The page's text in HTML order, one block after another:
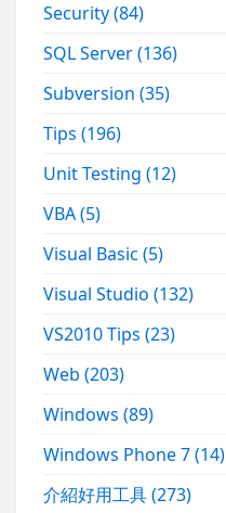
Security(84)
SQL Server(136)
Subversion(35)
Tips(196)
Unit Testing(12)
VBA(5)
Visual Basic(5)
Visual Studio(132)
VS2010 Tips(23)
Web(203)
Windows(89)
Windows Phone 7(14)
介紹好用工具(273)